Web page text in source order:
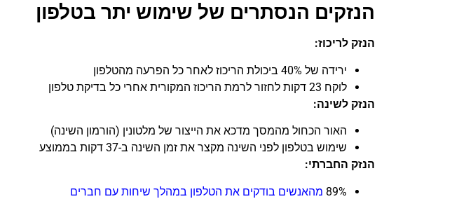
הנזקים הנסתרים של שימוש יתר בטלפון
הנזק לריכוז:
ירידה של 40% ביכולת הריכוז לאחר כל הפרעה מהטלפון
לוקח 23 דקות לחזור לרמת הריכוז המקורית אחרי כל בדיקת טלפון
הנזק לשינה:
האור הכחול מהמסך מדכא את הייצור של מלטונין (הורמון השינה)
שימוש בטלפון לפני השינה מקצר את זמן השינה ב-37 דקות בממוצע
הנזק החברתי:
89% מהאנשים בודקים את הטלפון במהלך שיחות עם חברים